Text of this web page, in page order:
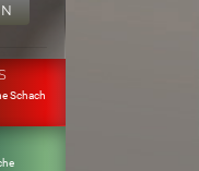
Schach